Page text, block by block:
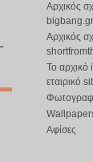
Αρχικός
bigbang.gr
Αρχικός
Το αρχικό
εταιρικό
Αφίσες